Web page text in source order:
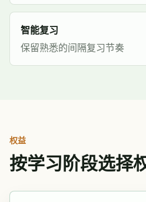
智能复习
保留熟悉的间隔复习节奏
权益
按学习阶段选择